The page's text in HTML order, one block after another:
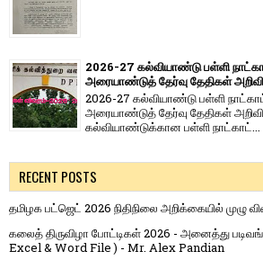
2026-27 கல்வியாண்டு பள்ளி
அரையாண்டுத் தேர்வு தேதிகள்
2026-27 கல்வியாண்டு பள்ளி
அரையாண்டுத் தேர்வு தேதிகள்
கல்வியாண்டுக்கான பள்ளி நாட்காட்...
RECENT POSTS
தமிழக பட்ஜெட் 2026 நிதிநிலை அறிக்கையில் முழு
கலைத் திருவிழா போட்டிகள் 2026 - அனைத்து
Excel & Word File ) - Mr. Alex Pandian